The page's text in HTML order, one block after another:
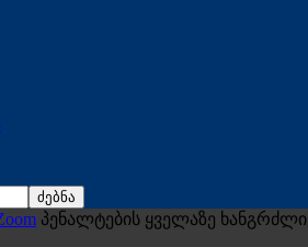
პენალტების ყველაზე